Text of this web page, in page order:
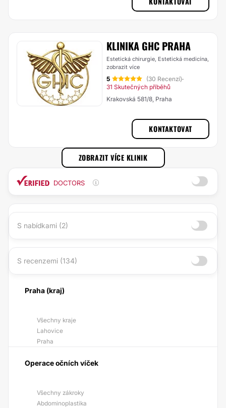
KLINIKA GHC PRAHA
Estetická chirurgie, Estetická medicína,
zobrazit více
5 (30 Recenzí)·
31 Skutečných příběhů
Krakovská 581/8, Praha
KONTAKTOVAT
ZOBRAZIT VÍCE KLINIK
DOCTORS
S nabídkami (2)
S recenzemi (134)
Praha (kraj)
Všechny kraje
Lahovice
Praha
Operace očních víček
Všechny zákroky
Abdominoplastika